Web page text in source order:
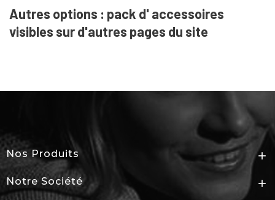
Autres options : pack d' accessoires
visibles sur d'autres pages du site
Nos Produits 
Notre Société 